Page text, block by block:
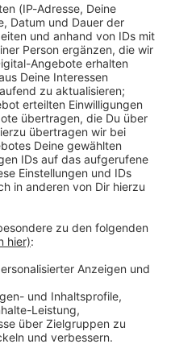
Laufenden
kostenlosen
Ob Nachrichten,
Aktionen - wir
dich.
anmelden